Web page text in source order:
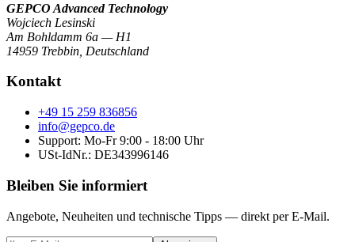
GEPCO Advanced Technology
Wojciech Lesinski
Am Bohldamm 6a — H1
14959 Trebbin Deutschland
Kontakt
+49 15 259 836856
info@gepco.de
Support: Mo-Fr 9:00 - 18:00 Uhr
USt-IdNr.: DE343996146
Bleiben Sie informiert
Angebote, Neuheiten und technische Tipps — direkt per E-Mail.